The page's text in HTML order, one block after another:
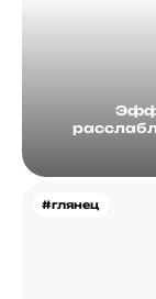
#глянец